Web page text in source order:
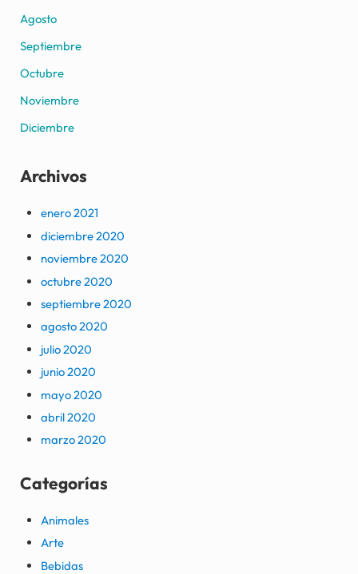
Agosto
Septiembre
Octubre
Noviembre
Diciembre
Archivos
enero 2021
diciembre 2020
noviembre 2020
octubre 2020
septiembre 2020
agosto 2020
julio 2020
junio 2020
mayo 2020
abril 2020
marzo 2020
Categorías
Animales
Arte
Bebidas